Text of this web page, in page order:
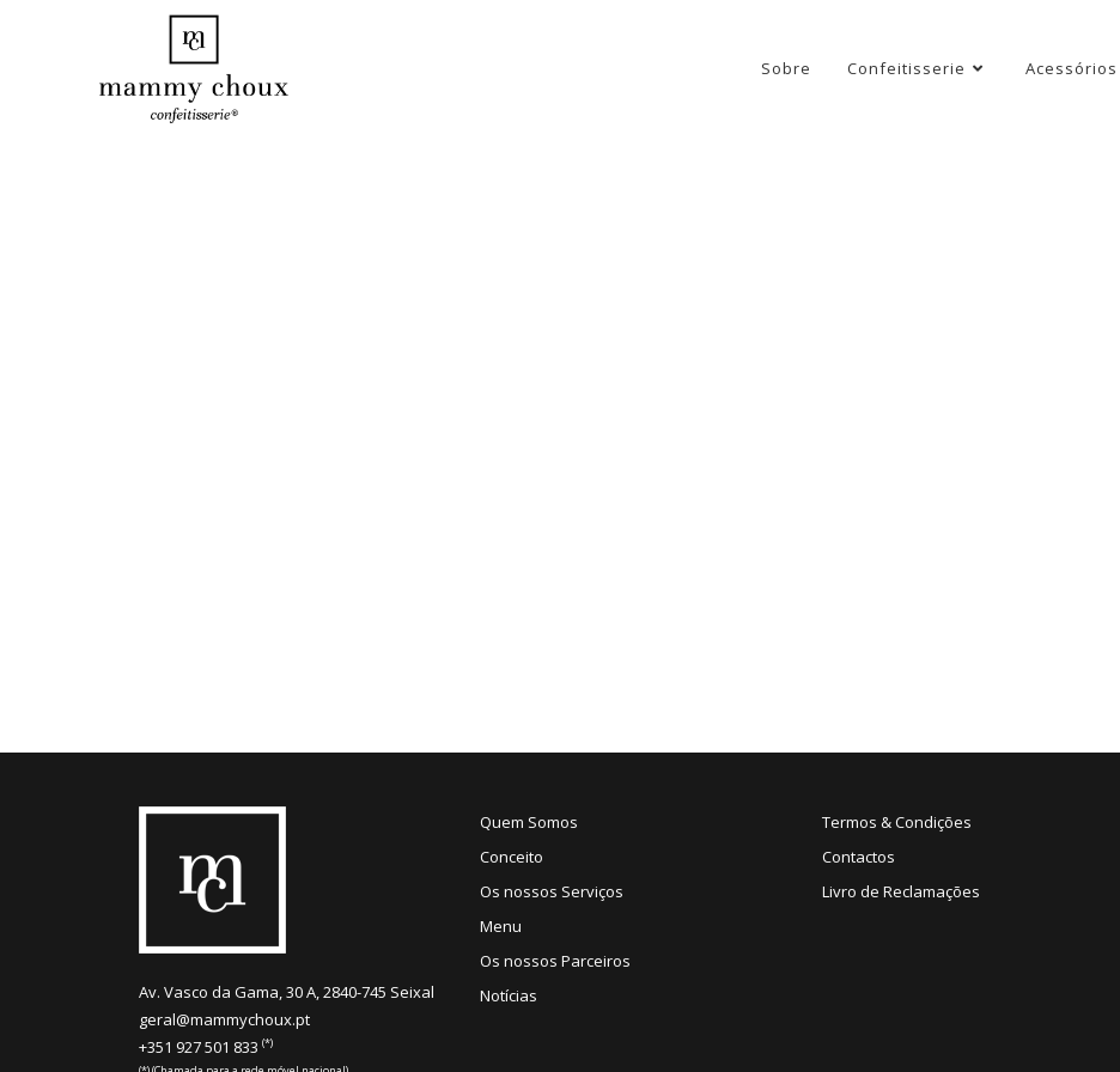
Sobre Confeitisserie Acessórios
Av. Vasco da Gama, 30 A, 2840-745 Seixal
geral@mammychoux.pt
+351 927 501 833 (*)
Quem Somos
Conceito
Os nossos Serviços
Menu
Os nossos Parceiros
Notícias
Termos & Condições
Contactos
Livro de Reclamações